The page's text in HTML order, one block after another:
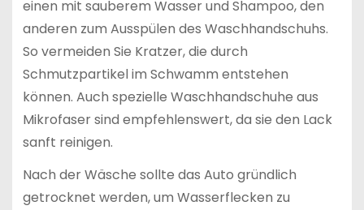
einen mit sauberem Wasser und Shampoo, den
anderen zum Ausspülen des Waschhandschuhs.
So vermeiden Sie Kratzer, die durch
Schmutzpartikel im Schwamm entstehen
können. Auch spezielle Waschhandschuhe aus
Mikrofaser sind empfehlenswert, da sie den Lack
sanft reinigen.
Nach der Wäsche sollte das Auto gründlich
getrocknet werden, um Wasserflecken zu